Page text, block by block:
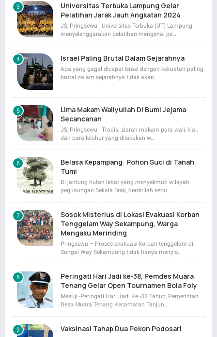
Universitas Terbuka Lampung Gelar
Pelatihan Jarak Jauh Angkatan 2024
JS, Pringsewu - Universitas Terbuka (UT) Lampung
menyelenggarakan pelatihan mengenai pe…
Israel Paling Brutal Dalam Sejarahnya
Apa yang gagal dicapai Israel dengan kekuatan paling
brutal dalam sejarahnya tidak akan…
Lima Makam Waliyullah Di Bumi Jejama
Secancanan
JS, Pringsewu - Tradisi ziarah makam para wali, kiai,
dan para leluhur yang dilakukan w…
Belasa Kepampang: Pohon Suci di Tanah
Tumi
Di jantung hutan lebat yang menyelimuti wilayah
pegunungan Sekala Brak, berdirilah sebu…
Sosok Misterius di Lokasi Evakuasi Korban
Tenggelam Way Sekampung, Warga
Mengaku Merinding
Pringsewu – Proses evakuasi korban tenggelam di
Sungai Way Sekampung tidak hanya menyis…
Peringati Hari Jadi ke-38, Pemdes Muara
Tenang Gelar Open Tournamen Bola Foly
Mesuji -Peringati Hari Jadi Ke -38 Tahun, Pemerintah
Desa Muara Tenang Kecamatan Tanjun…
Vaksinasi Tahap Dua Pekon Podosari